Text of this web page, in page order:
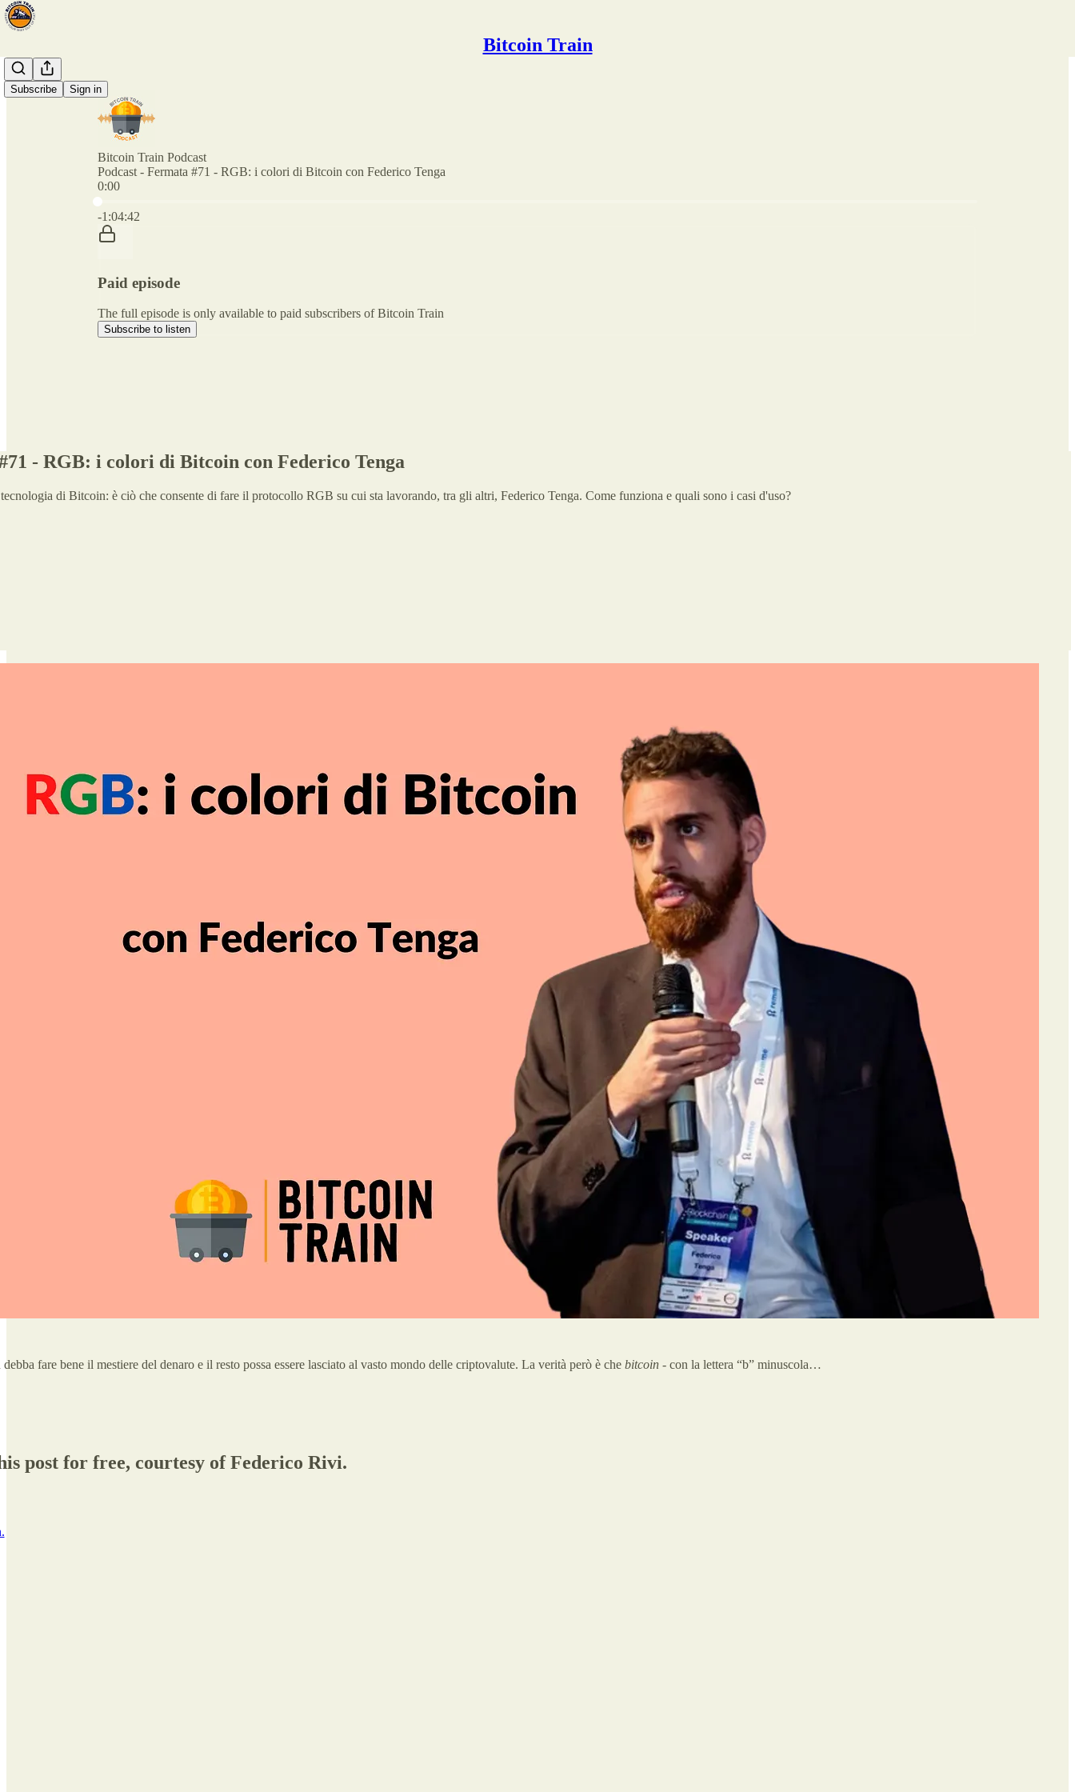
Bitcoin Train
Subscribe Sign in
Bitcoin Train Podcast
Podcast - Fermata #71 - RGB: i colori di Bitcoin con Federico Tenga
0:00
Current time: 0:00 / Total time: -1:04:42
-1:04:42
Paid episode
The full episode is only available to paid subscribers of Bitcoin Train
Subscribe to listen
- RGB: i colori di Bitcoin con Federico Tenga
di Bitcoin: è ciò che consente di fare il protocollo RGB su cui sta lavorando, tra gli altri, Federico Tenga. Come funziona e quali sono i casi d'uso?
fare bene il mestiere del denaro e il resto possa essere lasciato al vasto mondo delle criptovalute. La verità però è che bitcoin- con la lettera “b” minuscola…
post for free, courtesy of Federico Rivi.